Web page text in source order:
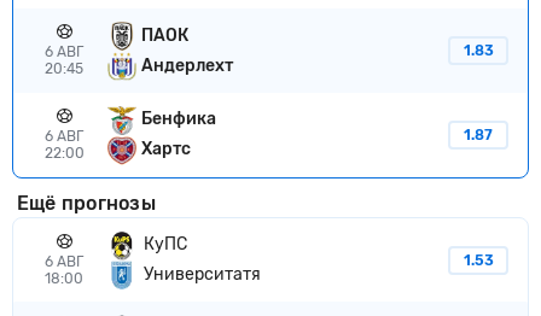
6 АВГ
20:45
ПАОК
Андерлехт
1.83
6 АВГ
22:00
Бенфика
Хартс
1.87
Ещё прогнозы
6 АВГ
18:00
КуПС
Университатя
1.53